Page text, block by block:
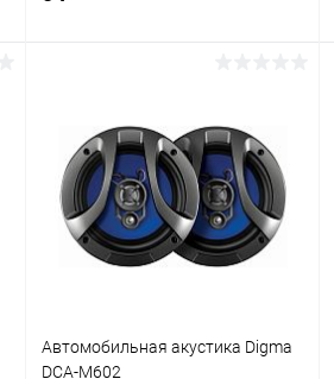
Купить в 1 клик К сравнению
В избранное В наличии
Автомобильная акустика Digma
DCA-M602